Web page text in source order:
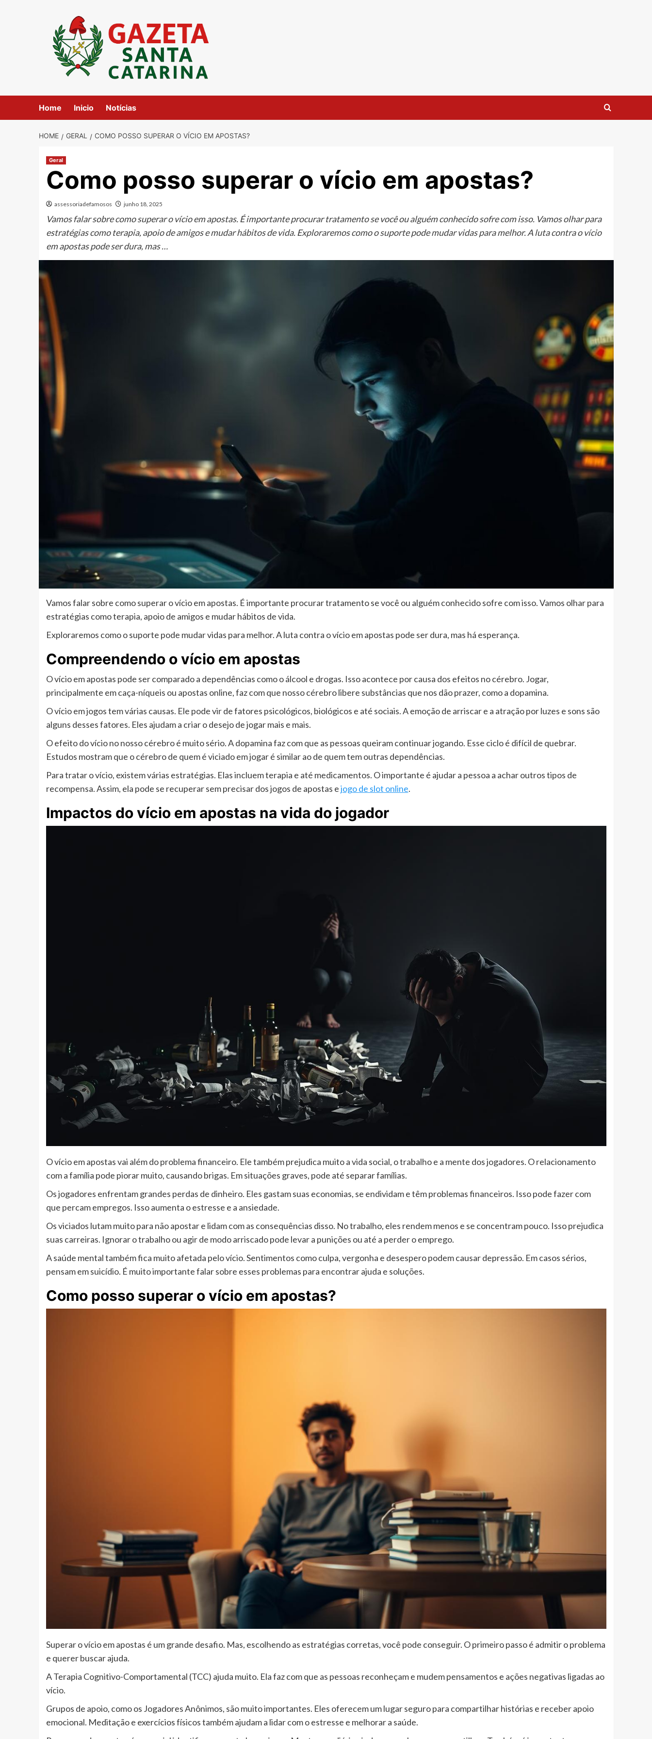
Home Inicio Notícias
HOME GERAL COMO POSSO SUPERAR O VÍCIO EM APOSTAS?
Geral
Como posso superar o vício em apostas?
assessoriadefamosos junho 18, 2025
Vamos falar sobre como superar o vício em apostas. É importante procurar tratamento se você ou alguém conhecido sofre com isso. Vamos olhar para
estratégias como terapia, apoio de amigos e mudar hábitos de vida. Exploraremos como o suporte pode mudar vidas para melhor. A luta contra o vício
em apostas pode ser dura, mas …
Vamos falar sobre como superar o vício em apostas. É importante procurar tratamento se você ou alguém conhecido sofre com isso. Vamos olhar para
estratégias como terapia, apoio de amigos e mudar hábitos de vida.
Exploraremos como o suporte pode mudar vidas para melhor. A luta contra o vício em apostas pode ser dura, mas há esperança.
Compreendendo o vício em apostas
O vício em apostas pode ser comparado a dependências como o álcool e drogas. Isso acontece por causa dos efeitos no cérebro. Jogar,
principalmente em caça-níqueis ou apostas online, faz com que nosso cérebro libere substâncias que nos dão prazer, como a dopamina.
O vício em jogos tem várias causas. Ele pode vir de fatores psicológicos, biológicos e até sociais. A emoção de arriscar e a atração por luzes e sons são
alguns desses fatores. Eles ajudam a criar o desejo de jogar mais e mais.
O efeito do vício no nosso cérebro é muito sério. A dopamina faz com que as pessoas queiram continuar jogando. Esse ciclo é difícil de quebrar.
Estudos mostram que o cérebro de quem é viciado em jogar é similar ao de quem tem outras dependências.
Para tratar o vício, existem várias estratégias. Elas incluem terapia e até medicamentos. O importante é ajudar a pessoa a achar outros tipos de
recompensa. Assim, ela pode se recuperar sem precisar dos jogos de apostas ejogo de slot online.
Impactos do vício em apostas na vida do jogador
O vício em apostas vai além do problema financeiro. Ele também prejudica muito a vida social, o trabalho e a mente dos jogadores. O relacionamento
com a família pode piorar muito, causando brigas. Em situações graves, pode até separar famílias.
Os jogadores enfrentam grandes perdas de dinheiro. Eles gastam suas economias, se endividam e têm problemas financeiros. Isso pode fazer com
que percam empregos. Isso aumenta o estresse e a ansiedade.
Os viciados lutam muito para não apostar e lidam com as consequências disso. No trabalho, eles rendem menos e se concentram pouco. Isso prejudica
suas carreiras. Ignorar o trabalho ou agir de modo arriscado pode levar a punições ou até a perder o emprego.
A saúde mental também fica muito afetada pelo vício. Sentimentos como culpa, vergonha e desespero podem causar depressão. Em casos sérios,
pensam em suicídio. É muito importante falar sobre esses problemas para encontrar ajuda e soluções.
Como posso superar o vício em apostas?
Superar o vício em apostas é um grande desafio. Mas, escolhendo as estratégias corretas, você pode conseguir. O primeiro passo é admitir o problema
e querer buscar ajuda.
A Terapia Cognitivo-Comportamental (TCC) ajuda muito. Ela faz com que as pessoas reconheçam e mudem pensamentos e ações negativas ligadas ao
vício.
Grupos de apoio, como os Jogadores Anônimos, são muito importantes. Eles oferecem um lugar seguro para compartilhar histórias e receber apoio
emocional. Meditação e exercícios físicos também ajudam a lidar com o estresse e melhorar a saúde.